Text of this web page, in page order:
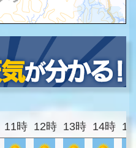
11時 12時 13時 14時